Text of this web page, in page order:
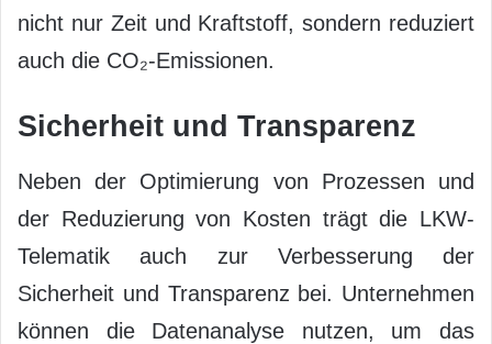
nicht nur Zeit und Kraftstoff, sondern reduziert
auch die CO₂-Emissionen.
Sicherheit und Transparenz
Neben der Optimierung von Prozessen und
der Reduzierung von Kosten trägt die LKW-
Telematik auch zur Verbesserung der
Sicherheit und Transparenz bei. Unternehmen
können die Datenanalyse nutzen, um das